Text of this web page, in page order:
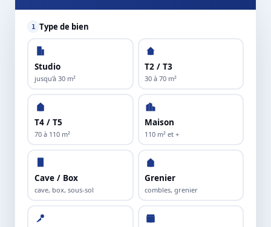
1 Type de bien
Studio
jusqu'à 30 m²
T2 / T3
30 à 70 m²
T4 / T5
70 à 110 m²
Maison
110 m² et +
Cave / Box
cave, box, sous-sol
Grenier
combles, grenier